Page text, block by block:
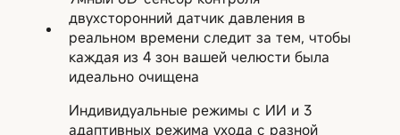
двухсторонний датчик давления в
реальном времени следит за тем, чтобы
каждая из 4 зон вашей челюсти была
идеально очищена
Индивидуальные режимы с ИИ и 3
адаптивных режима ухода с разной